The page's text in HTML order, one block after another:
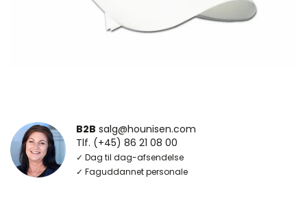
B2B salg@hounisen.com
Tlf. (+45) 86 21 08 00
✓ Dag til dag-afsendelse
✓ Faguddannet personale